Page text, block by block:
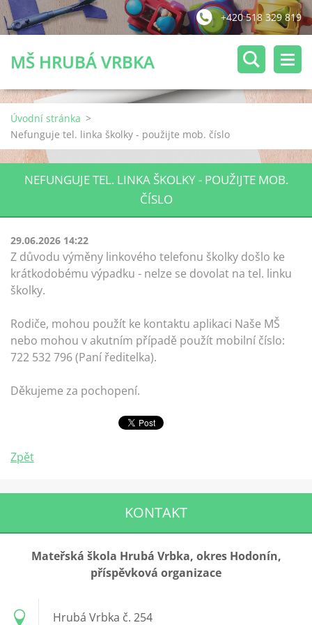
+420 518 329 819
MŠ HRUBÁ VRBKA
Úvodní stránka >
Nefunguje tel. linka školky - použijte mob. číslo
NEFUNGUJE TEL. LINKA ŠKOLKY - POUŽIJTE MOB.
ČÍSLO
29.06.2026 14:22
Z důvodu výměny linkového telefonu školky došlo ke
krátkodobému výpadku - nelze se dovolat na tel. linku
školky.
Rodiče, mohou použít ke kontaktu aplikaci Naše MŠ
nebo mohou v akutním případě použít mobilní číslo:
722 532 796 (Paní ředitelka).
Děkujeme za pochopení.
Zpět
KONTAKT
Mateřská škola Hrubá Vrbka, okres Hodonín,
příspěvková organizace
Hrubá Vrbka č. 254